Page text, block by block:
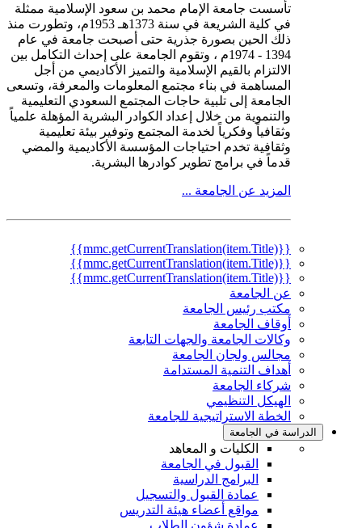
تأسست جامعة الإمام محمد بن سعود الإسلامية ممثلة
في كلية الشريعة في سنة 1373هـ 1953م، وتطورت منذ
ذلك الحين بصورة جذرية حتى أصبحت جامعة في عام
1394 - 1974م ، وتقوم الجامعة على إحداث التكامل بين
الالتزام بالقيم الإسلامية والتميز الأكاديمي من أجل
المساهمة في بناء مجتمع المعلومات والمعرفة، وتسعى
الجامعة إلى تلبية حاجات المجتمع السعودي التعليمية
والتنموية من خلال إعداد الكوادر البشرية المؤهلة علمياً
وثقافياً وفكرياً لخدمة المجتمع وتوفير بيئة تعليمية
وثقافية تخدم احتياجات المؤسسة الأكاديمية والمضي
قدماً في برامج تطوير كوادرها البشرية.
المزيد عن الجامعة ...
{{mmc.getCurrentTranslation(item.Title)}}
{{mmc.getCurrentTranslation(item.Title)}}
{{mmc.getCurrentTranslation(item.Title)}}
عن الجامعة
مكتب رئيس الجامعة
أوقاف الجامعة
وكالات الجامعة والجهات التابعة
مجالس ولجان الجامعة
أهداف التنمية المستدامة
شركاء الجامعة
الهيكل التنظيمي
الخطة الاستراتيجية للجامعة
الدراسة في الجامعة
الكليات و المعاهد
القبول في الجامعة
البرامج الدراسية
عمادة القبول والتسجيل
مواقع أعضاء هيئة التدريس
عمادة شؤون الطلاب